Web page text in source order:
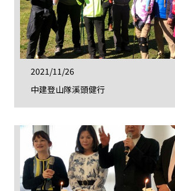
2021/11/26
中建登山隊溪頭健行